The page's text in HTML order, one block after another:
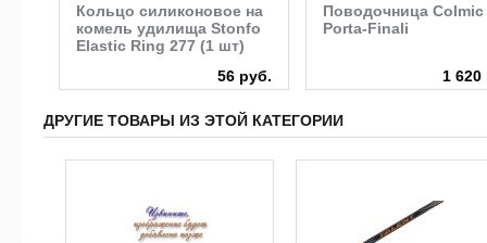
Кольцо силиконовое на
комель удилища Stonfo
Elastic Ring 277 (1 шт)
56 руб.
Поводочница Colmic
Porta-Finali
1 620
ДРУГИЕ ТОВАРЫ ИЗ ЭТОЙ КАТЕГОРИИ